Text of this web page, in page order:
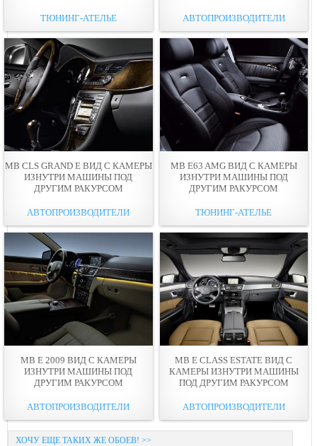
ТЮНИНГ-АТЕЛЬЕ АВТОПРОИЗВОДИТЕЛИ
MB CLS GRAND E ВИД С КАМЕРЫ
ИЗНУТРИ МАШИНЫ ПОД
ДРУГИМ РАКУРСОМ
АВТОПРОИЗВОДИТЕЛИ
MB E63 AMG ВИД С КАМЕРЫ
ИЗНУТРИ МАШИНЫ ПОД
ДРУГИМ РАКУРСОМ
ТЮНИНГ-АТЕЛЬЕ
MB E 2009 ВИД С КАМЕРЫ
ИЗНУТРИ МАШИНЫ ПОД
ДРУГИМ РАКУРСОМ
АВТОПРОИЗВОДИТЕЛИ
MB E CLASS ESTATE ВИД С
КАМЕРЫ ИЗНУТРИ МАШИНЫ
ПОД ДРУГИМ РАКУРСОМ
АВТОПРОИЗВОДИТЕЛИ
ХОЧУ ЕЩЕ ТАКИХ ЖЕ ОБОЕВ! >>